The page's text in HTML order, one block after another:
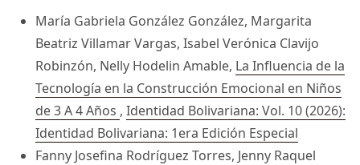
María Gabriela González González, Margarita
Beatriz Villamar Vargas, Isabel Verónica Clavijo
Robinzón, Nelly Hodelin Amable, La Influencia de la
Tecnología en la Construcción Emocional en Niños
de 3 A 4 Años , Identidad Bolivariana: Vol. 10 (2026):
Identidad Bolivariana: 1era Edición Especial
Fanny Josefina Rodríguez Torres, Jenny Raquel